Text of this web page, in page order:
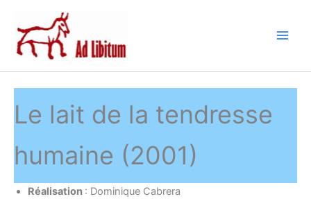
contenu
Le lait de la tendresse
humaine (2001)
Réalisation : Dominique Cabrera